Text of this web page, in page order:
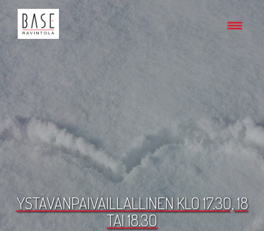
YSTÄVÄNPÄIVÄILLALLINEN KLO 17.30, 18
TAI 18.30